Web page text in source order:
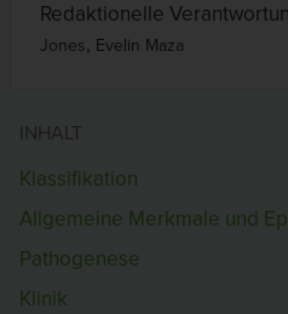
Redaktionelle
Jones, Evelin Maza
INHALT
Klassifikation
Allgemeine Merkmale und
Pathogenese
Klinik